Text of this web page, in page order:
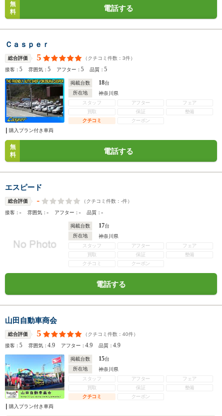
無
料
電話する
Ｃａｓｐｅｒ
総合評価 5 （クチコミ件数： 3件）
接客：5 雰囲気：5 アフター：5 品質：5
掲載台数 18台
所在地
神奈川県
スタッフ
アフター
フェア
買取
保証
整備
クチコミ
クーポン
購入プラン付き車両
無
料
電話する
エスピード
総合評価 - （クチコミ件数： -件）
接客：- 雰囲気：- アフター：- 品質：-
掲載台数 17台
所在地
神奈川県
スタッフ
アフター
フェア
買取
保証
整備
クチコミ
クーポン
電話する
山田自動車商会
総合評価 5 （クチコミ件数： 40件）
接客：5 雰囲気：4.9 アフター：4.9 品質：4.9
掲載台数 15台
所在地
神奈川県
スタッフ
アフター
フェア
買取
保証
整備
クチコミ
クーポン
購入プラン付き車両